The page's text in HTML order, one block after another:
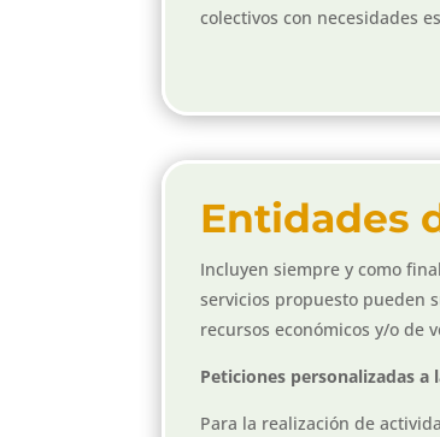
colectivos con necesidades
Entidades
Incluyen siempre y como
servicios propuesto pueden
recursos económicos y/o de
Peticiones personalizadas a
Para la realización de